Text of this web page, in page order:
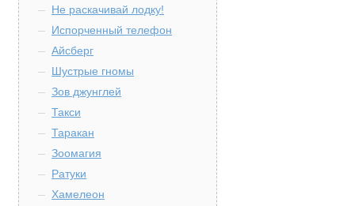
Не раскачивай лодку!
Испорченный телефон
Айсберг
Шустрые гномы
Зов джунглей
Такси
Таракан
Зоомагия
Ратуки
Хамелеон